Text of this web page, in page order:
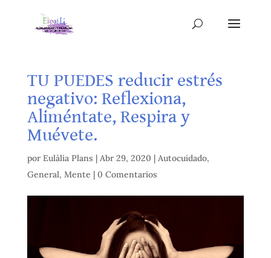
TU PUEDES reducir estrés
negativo: Reflexiona,
Aliméntate, Respira y
Muévete.
por Eulàlia Plans | Abr 29, 2020 | Autocuidado,
General, Mente | 0 Comentarios